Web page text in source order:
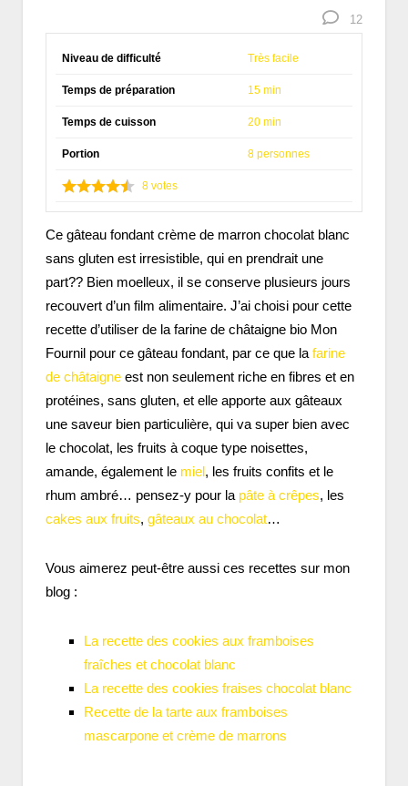
12
Niveau de difficulté Très facile
Temps de préparation 15 min
Temps de cuisson 20 min
Portion 8 personnes
8 votes
Ce gâteau fondant crème de marron chocolat blanc
sans gluten est irresistible, qui en prendrait une
part?? Bien moelleux, il se conserve plusieurs jours
recouvert d’un film alimentaire. J’ai choisi pour cette
recette d’utiliser de la farine de châtaigne bio Mon
Fournil pour ce gâteau fondant, par ce que la farine
de châtaigne est non seulement riche en fibres et en
protéines, sans gluten, et elle apporte aux gâteaux
une saveur bien particulière, qui va super bien avec
le chocolat, les fruits à coque type noisettes,
amande, également le miel, les fruits confits et le
rhum ambré… pensez-y pour la pâte à crêpes, les
cakes aux fruits, gâteaux au chocolat…
Vous aimerez peut-être aussi ces recettes sur mon
blog :
La recette des cookies aux framboises
fraîches et chocolat blanc
La recette des cookies fraises chocolat blanc
Recette de la tarte aux framboises
mascarpone et crème de marrons